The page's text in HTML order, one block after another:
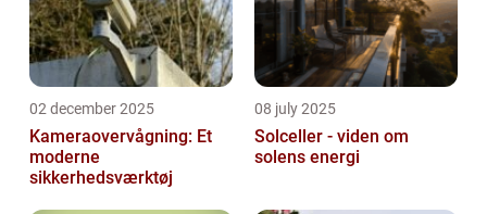
02 december 2025
Kameraovervågning: Et
moderne
sikkerhedsværktøj
08 july 2025
Solceller - viden om
solens energi